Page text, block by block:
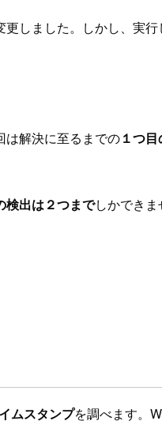
しました。しかし、実行
は解決に至るまでの１つ
検出は２つまでしかできま
ムスタンプを調べます。